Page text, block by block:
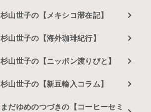
杉山世子の【メキシコ滞在記】
杉山世子の【海外珈琲紀行】
杉山世子の【ニッポン渡りびと】
杉山世子の【新豆輸入コラム】
まだゆめのつづきの【コーヒーセミ